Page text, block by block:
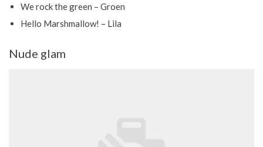
We rock the green – Groen
Hello Marshmallow! – Lila
Nude glam